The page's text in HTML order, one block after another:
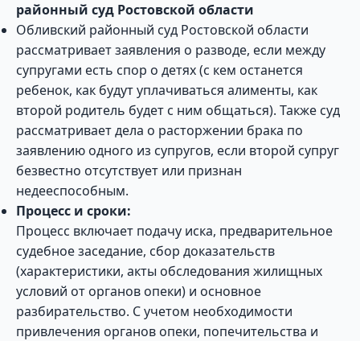
районный суд Ростовской области
Обливский районный суд Ростовской области
рассматривает заявления о разводе, если между
супругами есть спор о детях (с кем останется
ребенок, как будут уплачиваться алименты, как
второй родитель будет с ним общаться). Также суд
рассматривает дела о расторжении брака по
заявлению одного из супругов, если второй супруг
безвестно отсутствует или признан
недееспособным.
Процесс и сроки:
Процесс включает подачу иска, предварительное
судебное заседание, сбор доказательств
(характеристики, акты обследования жилищных
условий от органов опеки) и основное
разбирательство. С учетом необходимости
привлечения органов опеки, попечительства и